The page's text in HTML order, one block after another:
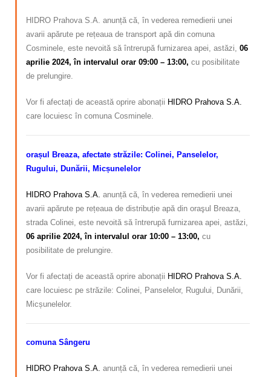
HIDRO Prahova S.A. anunță că, în vederea remedierii unei
avarii apărute pe rețeaua de transport apă din comuna
Cosminele, este nevoită să întrerupă furnizarea apei, astăzi, 06
aprilie 2024, în intervalul orar 09:00 – 13:00, cu posibilitate
de prelungire.
Vor fi afectați de această oprire abonații HIDRO Prahova S.A.
care locuiesc în comuna Cosminele.
orașul Breaza, afectate străzile: Colinei, Panselelor,
Rugului, Dunării, Micșunelelor
HIDRO Prahova S.A. anunță că, în vederea remedierii unei
avarii apărute pe rețeaua de distribuție apă din oraşul Breaza,
strada Colinei, este nevoită să întrerupă furnizarea apei, astăzi,
06 aprilie 2024, în intervalul orar 10:00 – 13:00, cu
posibilitate de prelungire.
Vor fi afectați de această oprire abonații HIDRO Prahova S.A.
care locuiesc pe străzile: Colinei, Panselelor, Rugului, Dunării,
Micșunelelor.
comuna Sângeru
HIDRO Prahova S.A. anunță că, în vederea remedierii unei